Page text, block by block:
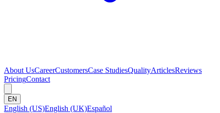
About UsCareerCustomersCase StudiesQualityArticlesReviews
PricingContact
EN
English (US)English (UK)Español